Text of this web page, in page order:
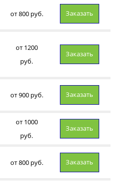
от 800 руб. Заказать
от 1200
руб.
Заказать
от 900 руб. Заказать
от 1000
руб.
Заказать
от 800 руб. Заказать